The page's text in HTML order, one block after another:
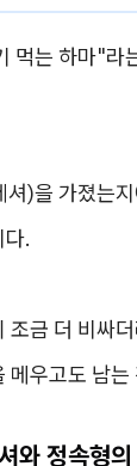
먹는 하마"라
셔)을 가졌는
.
조금 더 비싸
메우고도 남는
와 정속형